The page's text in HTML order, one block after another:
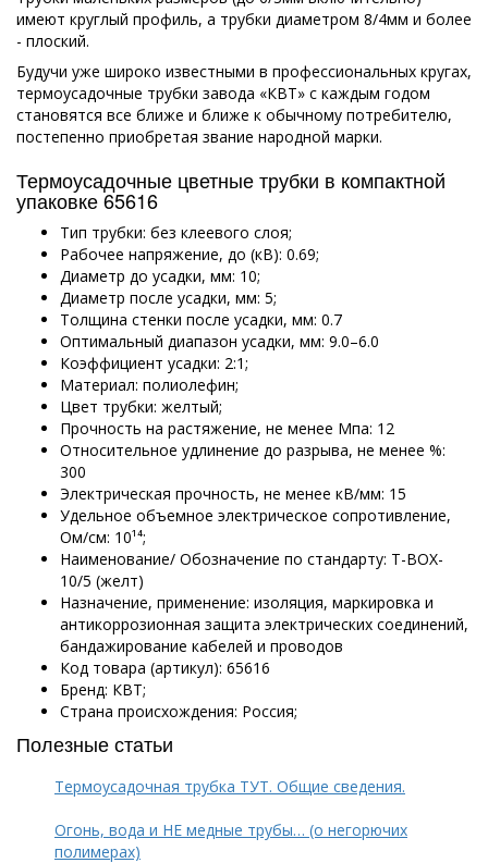
имеют круглый профиль, а трубки диаметром 8/4мм и более
- плоский.
Будучи уже широко известными в профессиональных кругах,
термоусадочные трубки завода «КВТ» с каждым годом
становятся все ближе и ближе к обычному потребителю,
постепенно приобретая звание народной марки.
Термоусадочные цветные трубки в компактной
упаковке 65616
Тип трубки: без клеевого слоя;
Рабочее напряжение, до (кВ): 0.69;
Диаметр до усадки, мм: 10;
Диаметр после усадки, мм: 5;
Толщина стенки после усадки, мм: 0.7
Оптимальный диапазон усадки, мм: 9.0–6.0
Коэффициент усадки: 2:1;
Материал: полиолефин;
Цвет трубки: желтый;
Прочность на растяжение, не менее Мпа: 12
Относительное удлинение до разрыва, не менее %:
300
Электрическая прочность, не менее кВ/мм: 15
Удельное объемное электрическое сопротивление,
Ом/см: 10¹⁴;
Наименование/ Обозначение по стандарту: Т-BOX-
10/5 (желт)
Назначение, применение: изоляция, маркировка и
антикоррозионная защита электрических соединений,
бандажирование кабелей и проводов
Код товара (артикул): 65616
Бренд: КВТ;
Страна происхождения: Россия;
Полезные статьи
Термоусадочная трубка ТУТ. Общие сведения.
Огонь, вода и НЕ медные трубы… (о негорючих
полимерах)